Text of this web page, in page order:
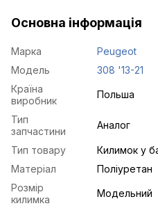
Основна інформація
Марка
Peugeot
Модель
308 '13-21
Країна
виробник
Польша
Тип
запчастини
Аналог
Тип товару
Килимок у
Матеріал
Поліуретан
Розмір
килимка
Модельний